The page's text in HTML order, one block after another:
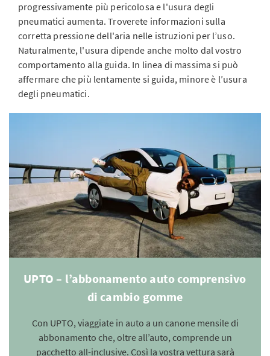
progressivamente più pericolosa e l'usura degli
pneumatici aumenta. Troverete informazioni sulla
corretta pressione dell'aria nelle istruzioni per l’uso.
Naturalmente, l'usura dipende anche molto dal vostro
comportamento alla guida. In linea di massima si può
affermare che più lentamente si guida, minore è l’usura
degli pneumatici.
UPTO – l’abbonamento auto comprensivo
di cambio gomme
Con UPTO, viaggiate in auto a un canone mensile di
abbonamento che, oltre all’auto, comprende un
pacchetto all-inclusive. Così la vostra vettura sarà